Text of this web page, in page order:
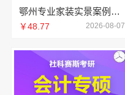
鄂州专业家装实景案例，百年米莱见证品质之美
￥48.77 2026-08-07